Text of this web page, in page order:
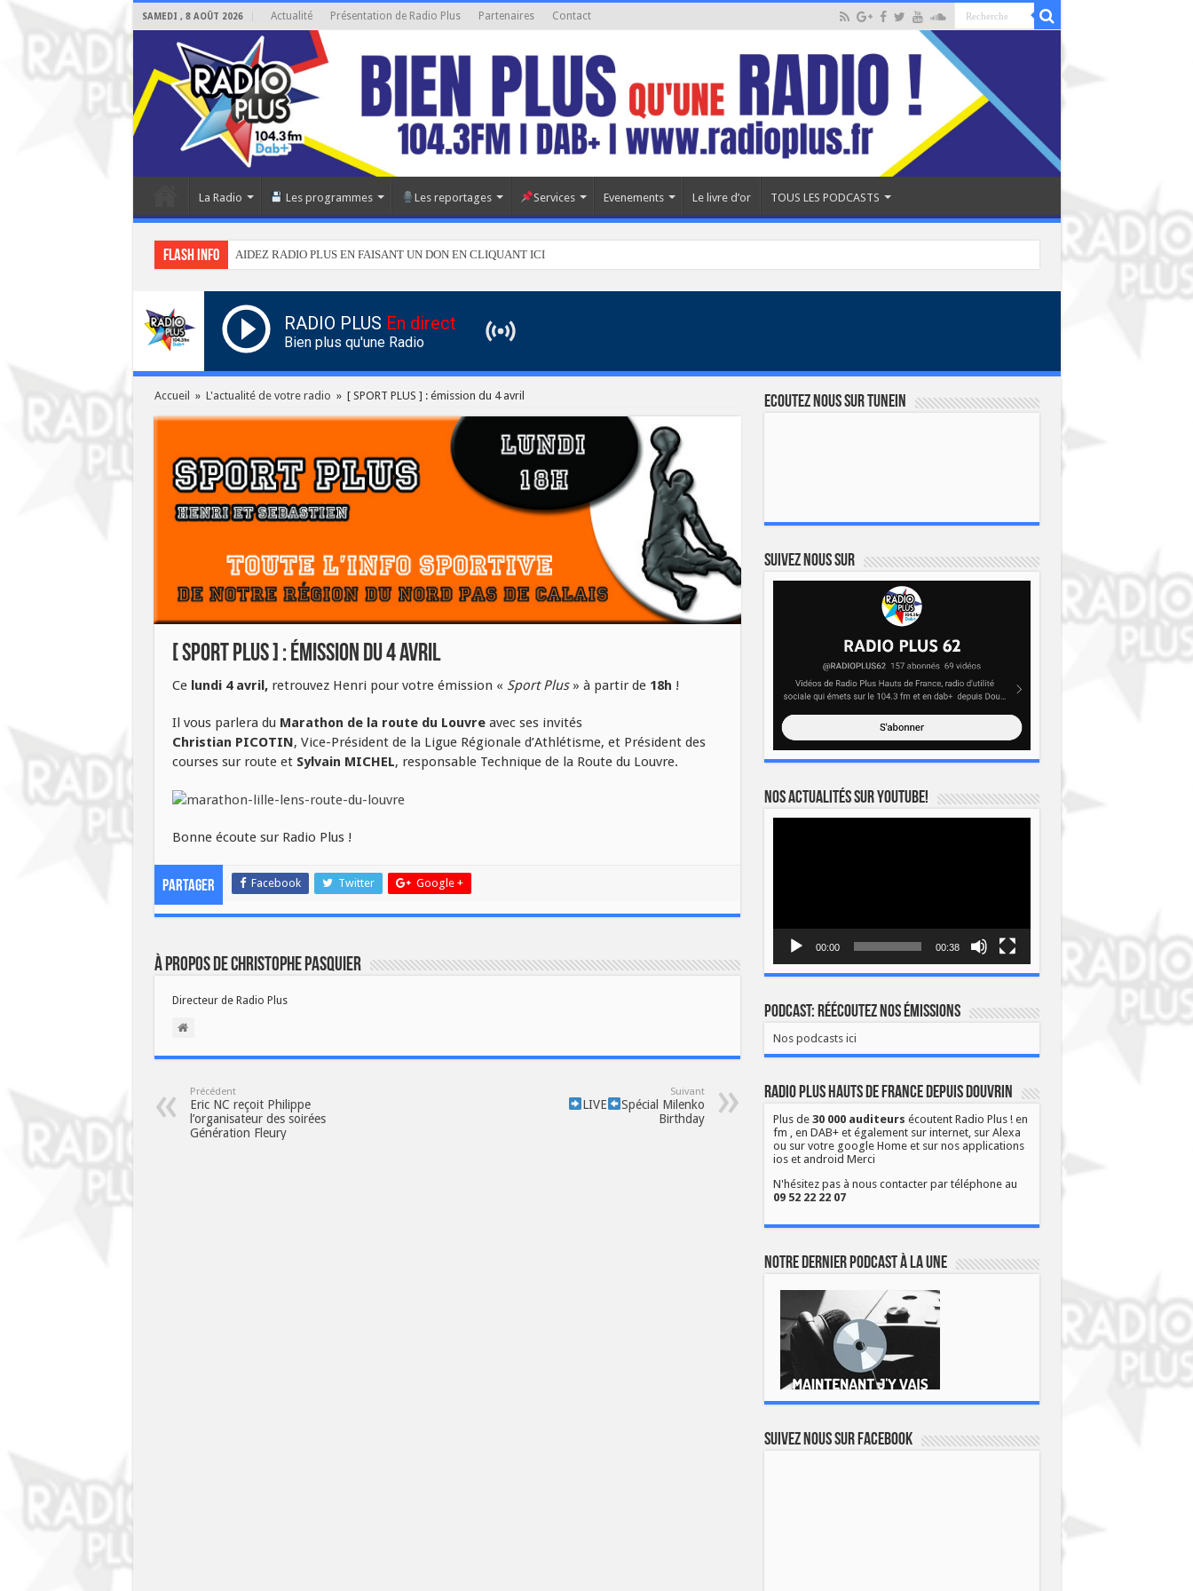
SAMEDI , 8 AOÛT 2026 Actualité Présentation de Radio Plus Partenaires Contact
La Radio Les programmes Les reportages Services Evenements Le livre d’or TOUS LES PODCASTS
Flash info AIDEZ RADIO PLUS EN FAISANT UN DON EN CLIQUANT ICI
RADIO PLUS En direct
Bien plus qu'une Radio
Accueil » L'actualité de votre radio » [ SPORT PLUS ] : émission du 4 avril
[ SPORT PLUS ] : émission du 4 avril
Celundi 4 avril,retrouvez Henri pour votre émission « Sport Plus» à partir de 18h !
Il vous parlera du Marathon de la route du Louvreavec ses invités
Christian PICOTIN, Vice-Président de la Ligue Régionale d’Athlétisme, et Président des
courses sur route etSylvain MICHEL, responsable Technique de la Route du Louvre.
Bonne écoute sur Radio Plus !
Partager Facebook Twitter Google +
À propos de Christophe PASQUIER
Directeur de Radio Plus
Précédent
Eric NC reçoit Philippe
l’organisateur des soirées
Génération Fleury
Suivant
LIVE
Spécial Milenko
Birthday
Ecoutez nous sur TuneIn
Suivez nous sur
Nos actualités sur YOUTUBE!
00:00 00:38
Podcast: Réécoutez nos émissions
Nos podcasts ici
Radio Plus Hauts de France depuis Douvrin
Plus de 30 000 auditeurs écoutent Radio Plus ! en
fm , en DAB+ et également sur internet, sur Alexa
ou sur votre google Home et sur nos applications
ios et android Merci
N'hésitez pas à nous contacter par téléphone au
09 52 22 22 07
Notre dernier podcast à la une
Suivez nous sur Facebook